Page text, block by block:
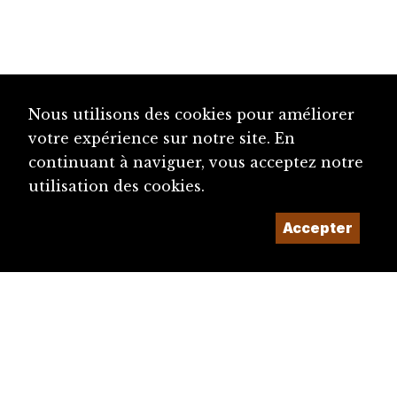
Nous utilisons des cookies pour améliorer
votre expérience sur notre site. En
continuant à naviguer, vous acceptez notre
utilisation des cookies.
Accepter